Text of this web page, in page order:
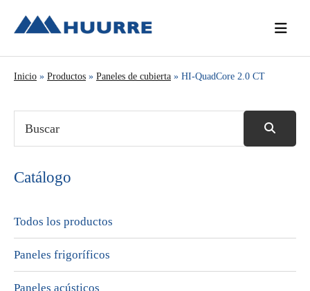
navegación
principal
barra
principal
Inicio » Productos » Paneles de cubierta » HI-QuadCore 2.0 CT
Catálogo
Todos los productos
Paneles frigoríficos
Paneles acústicos